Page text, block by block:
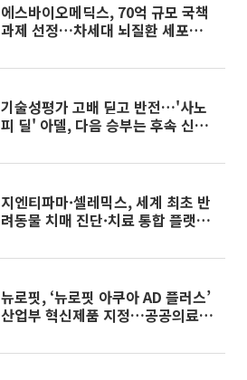
에스바이오메딕스, 70억 규모 국책
과제 선정…차세대 뇌질환 세포치료
기술성평가 고배 딛고 반전…'사노
피 딜' 아델, 다음 승부는 후속 신약
지엔티파마·셀레믹스, 세계 최초 반
려동물 치매 진단·치료 통합 플랫폼
뉴로핏, ‘뉴로핏 아쿠아 AD 플러스’
산업부 혁신제품 지정…공공의료 사